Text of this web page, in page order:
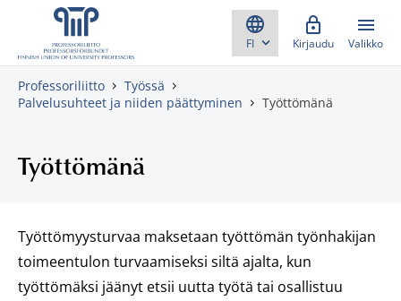
Skippaa sisältö
Kirjaudu Valikko
Professoriliitto
Työssä
Palvelusuhteet ja niiden päättyminen
Työttömänä
Työttömänä
Työttömyysturvaa maksetaan työttömän työnhakijan
toimeentulon turvaamiseksi siltä ajalta, kun
työttömäksi jäänyt etsii uutta työtä tai osallistuu